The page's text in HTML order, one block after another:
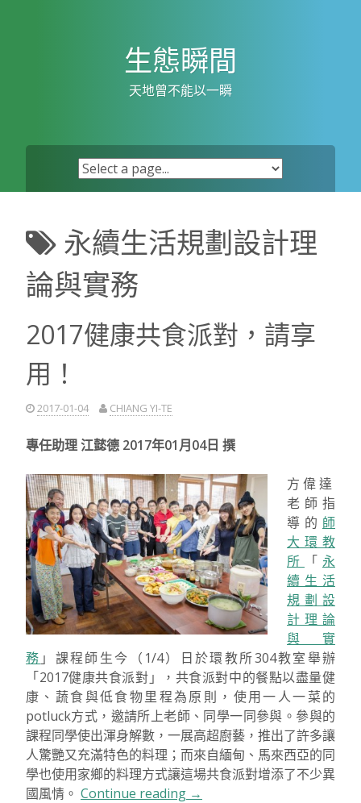
生態瞬間
天地曾不能以一瞬
永續生活規劃設計理
論與實務
2017健康共食派對，請享
用！
2017-01-04 CHIANG YI-TE
專任助理 江懿德 2017年01月04日 撰
方偉達
老師指
導的 師
大環教
所
「 永
續生活
規劃設
計理論
與實
務 」課程師生今（1/4）日於環教所304教室舉辦
「2017健康共食派對」，共食派對中的餐點以盡量健
康、蔬食與低食物里程為原則，使用一人一菜的
potluck方式，邀請所上老師、同學一同參與。參與的
課程同學使出渾身解數，一展高超廚藝，推出了許多讓
人驚艷又充滿特色的料理；而來自緬甸、馬來西亞的同
學也使用家鄉的料理方式讓這場共食派對增添了不少異
國風情。 Continue reading “2017
→